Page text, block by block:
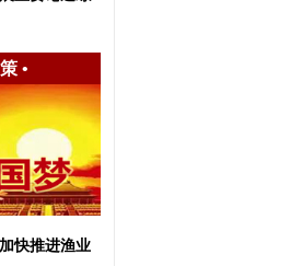
•
快推进渔业